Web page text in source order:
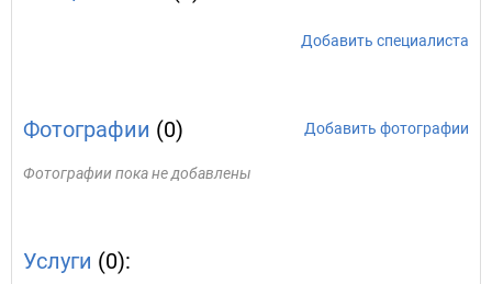
Добавить специалиста
Фотографии (0) Добавить фотографии
Фотографии пока не добавлены
Услуги (0):